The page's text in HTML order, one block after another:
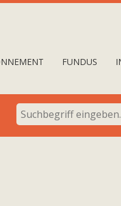
FUNDUS